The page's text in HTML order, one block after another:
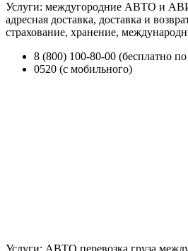
Услуги: междугородние АВТО и
адресная доставка, доставка и
страхование, хранение,
8 (800) 100-80-00 (бесплатно
0520 (с мобильного)